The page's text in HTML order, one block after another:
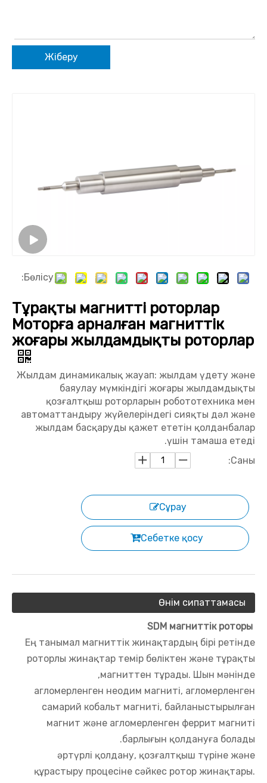
Жіберу
Бөлісу:
Тұрақты магнитті роторлар
Моторға арналған магниттік
жоғары жылдамдықты роторлар
Жылдам динамикалық жауап: жылдам үдету және
баяулау мүмкіндігі жоғары жылдамдықты
қозғалтқыш роторларын робототехника мен
автоматтандыру жүйелеріндегі сияқты дәл және
жылдам басқаруды қажет ететін қолданбалар
үшін тамаша етеді.
Саны:
Сұрау
Себетке қосу
Өнім сипаттамасы
SDM магниттік роторы
Ең танымал магниттік жинақтардың бірі ретінде
роторлы жинақтар темір бөліктен және тұрақты
магниттен тұрады. Шын мәнінде,
агломерленген неодим магниті, агломерленген
самарий кобальт магниті, байланыстырылған
магнит және агломерленген феррит магниті
барлығын қолдануға болады.
әртүрлі қолдану, қозғалтқыш түріне және
құрастыру процесіне сәйкес ротор жинақтары.